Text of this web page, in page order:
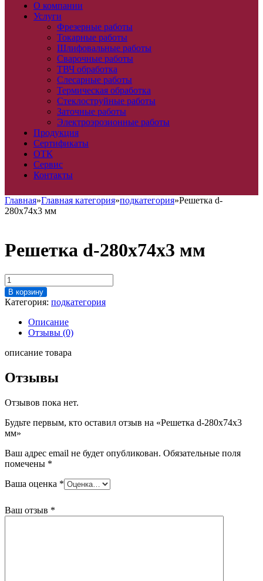
О компании
Услуги
Фрезерные работы
Токарные работы
Шлифовальные работы
Сварочные работы
ТВЧ обработка
Слесарные работы
Термическая обработка
Стеклоструйные работы
Заточные работы
Электроэрозионные работы
Продукция
Сертификаты
ОТК
Сервис
Контакты
Главная»Главная категория»подкатегория»Решетка d-
280х74х3 мм
Решетка d-280х74х3 мм
Количество
товара
Решетка
280х74х3
В корзину
Категория: подкатегория
Описание
Отзывы (0)
описание товара
Отзывы
Отзывов пока нет.
Будьте первым, кто оставил отзыв на «Решетка d-280х74х3
мм»
Ваш адрес email не будет опубликован. Обязательные поля
помечены *
Ваша оценка *
Ваш отзыв *